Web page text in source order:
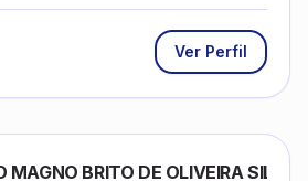
Ver Perfil
MAGNO BRITO DE OLIVEIRA SILVA